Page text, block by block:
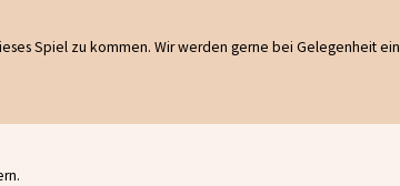
Spiel zu kommen. Wir werden gerne bei Gelegenheit ein